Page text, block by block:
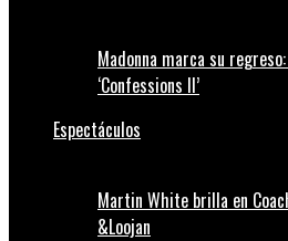
Madonna marca su
‘Confessions II’
Espectáculos
Martin White brilla en
&Loojan